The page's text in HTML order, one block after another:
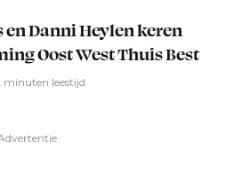
en Danni Heylen keren
Oost West Thuis Best
minuten leestijd